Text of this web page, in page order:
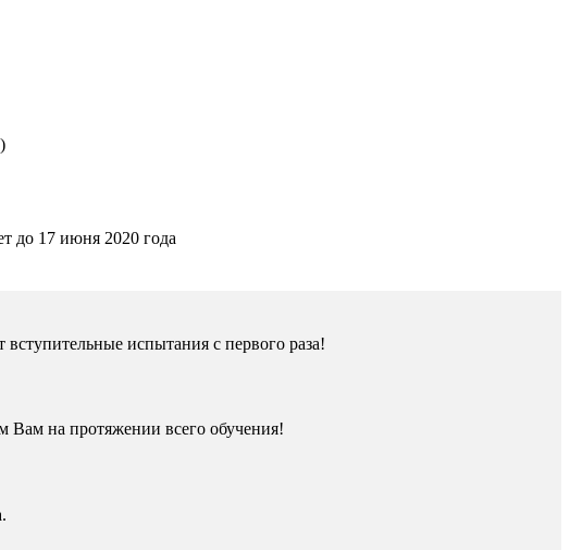
до 17 июня 2020 года
испытания с первого раза!
Вам на протяжении всего обучения!